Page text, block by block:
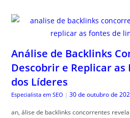
Análise de Backlinks
Descobrir e Replicar as
dos Líderes
Especialista em SEO | 30 de outubro de
an, álise de backlinks concorrentes